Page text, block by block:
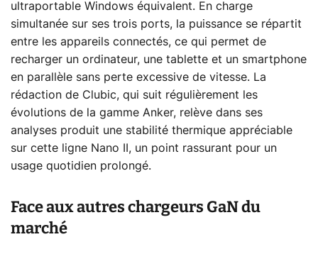
ultraportable Windows équivalent. En charge
simultanée sur ses trois ports, la puissance se répartit
entre les appareils connectés, ce qui permet de
recharger un ordinateur, une tablette et un smartphone
en parallèle sans perte excessive de vitesse. La
rédaction de Clubic, qui suit régulièrement les
évolutions de la gamme Anker, relève dans ses
analyses produit une stabilité thermique appréciable
sur cette ligne Nano II, un point rassurant pour un
usage quotidien prolongé.
Face aux autres chargeurs GaN du
marché